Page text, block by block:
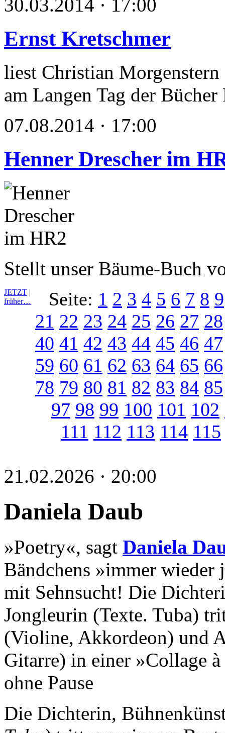
30.03.2014 · 17:00
Ernst Kretschmer
liest Christian Morgenstern
am Langen Tag der
07.08.2014 · 17:00
Henner Drescher im
Stellt unser Bäume-Buch
JETZT |
früher…
Seite: 1 2 3 4 5 6 7 8 9
21 22 23 24 25 26 27 28
40 41 42 43 44 45 46 47
59 60 61 62 63 64 65 66
78 79 80 81 82 83 84 85
97 98 99 100 101 102
111 112 113 114 115
21.02.2026 · 20:00
Daniela Daub
»Poetry«, sagt Daniela
Bändchens »immer wieder
mit Sehnsucht! Die
Jongleurin (Texte. Tuba)
(Violine, Akkordeon) und
Gitarre) in einer »Collage
ohne Pause
Die Dichterin,